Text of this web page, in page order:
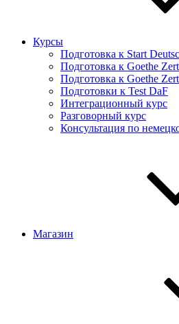
Курсы
Подготовка к Start
Подготовка к Goethe
Подготовка к Goethe
Подготовки к Test DaF
Интеграционный курс
Разговорный курс
Консультация по
Магазин